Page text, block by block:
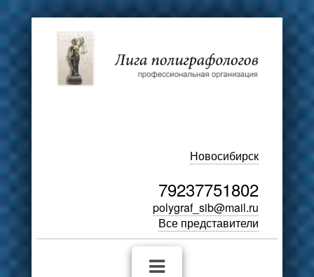
Новосибирск
79237751802
polygraf_sib@mail.ru
Все представители